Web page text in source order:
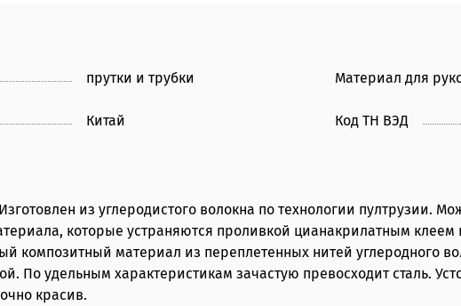
прутки и трубки Материал для
Китай Код ТН ВЭД
Изготовлен из углеродистого волокна по технологии пултрузии.
которые устраняются проливкой цианакрилатным
композитный материал из переплетенных нитей углеродного
По удельным характеристикам зачастую превосходит сталь.
красив.